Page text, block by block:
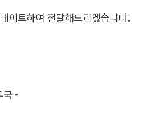
이트하여 전달해드리겠습니다.
국 -